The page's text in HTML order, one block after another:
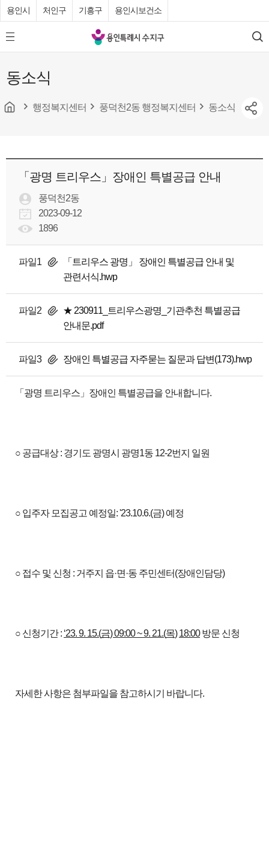
용인시 처인구 기흥구 용인시보건소
모
바
메
뉴
튼
용
인
수
청
검
색
동소식
행정복지센터 풍덕천2동 행정복지센터 동소식
「광명 트리우스」장애인 특별공급 안내
풍덕천2동
2023-09-12
1896
파일1
「트리우스 광명」 장애인 특별공급 안내 및
관련서식.hwp
파일2
★ 230911_트리우스광명_기관추천 특별공급
안내문.pdf
파일3 장애인 특별공급 자주묻는 질문과 답변(173).hwp
「광명 트리우스」장애인 특별공급을 안내합니다.
○ 공급대상 : 경기도 광명시 광명1동 12-2번지 일원
○ 입주자 모집공고 예정일: '23.10.6.(금) 예정
○ 접수 및 신청 : 거주지 읍·면·동 주민센터(장애인담당)
○ 신청기간 : ‘23. 9. 15.(금) 09:00 ~ 9. 21.(목) 18:00방문 신청
자세한 사항은 첨부파일을 참고하시기 바랍니다.